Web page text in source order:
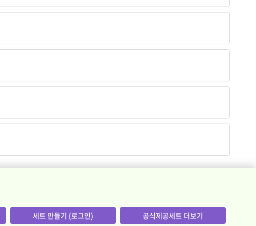
세트 만들기 (로그인) 공식제공세트 더보기